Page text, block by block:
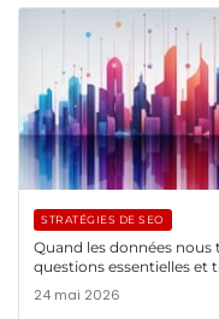
STRATÉGIES DE SEO
Quand les données
questions essentielles et
24 mai 2026